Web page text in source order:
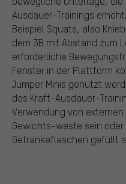
Ausdauer-Trainings
Beispiel Squats, also
dem 3B mit Abstand zum
erforderliche
Fenster in der Plattform
Jumper Minis genutzt
das Kraft-Ausdauer-
Verwendung von
Gewichts-weste sein
Getränkeflaschen gefüllt